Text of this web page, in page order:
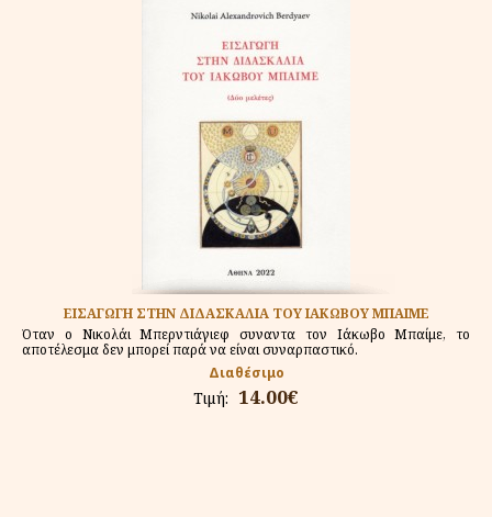
ΕΙΣΑΓΩΓΗ ΣΤΗΝ ΔΙΔΑΣΚΑΛΙΑ ΤΟΥ ΙΑΚΩΒΟΥ ΜΠΑΙΜΕ
Όταν ο Νικολάι Μπερντιάγιεφ συναντα τον Ιάκωβο Μπαίμε, το
αποτέλεσμα δεν μπορεί παρά να είναι συναρπαστικό.
Διαθέσιμο
Τιμή: 14.00€